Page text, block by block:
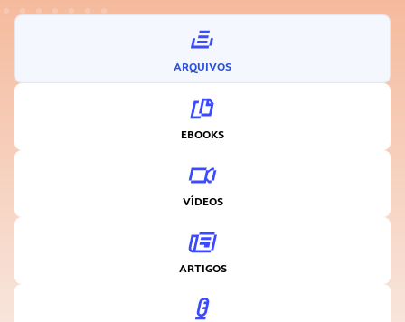
ARQUIVOS
EBOOKS
VÍDEOS
ARTIGOS